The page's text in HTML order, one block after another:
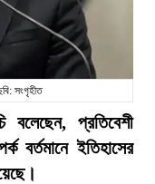
সংগৃহীত
বলেছেন, প্রতিবেশী
বর্তমানে ইতিহাসের